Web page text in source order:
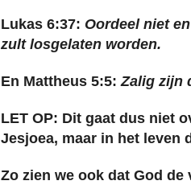
Lukas 6:37: Oordeel niet
zult losgelaten worden.
En Mattheus 5:5:Zalig zijn
LET OP: Dit gaat dus niet
Jesjoea, maar in het leven
Zo zien we ook dat God